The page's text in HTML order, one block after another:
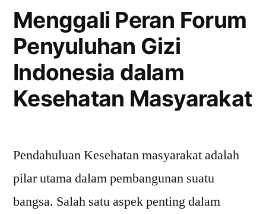
Perencanaan
Strategis”
Menggali Peran Forum
Penyuluhan Gizi
Indonesia dalam
Kesehatan Masyarakat
Pendahuluan Kesehatan masyarakat adalah
pilar utama dalam pembangunan suatu
bangsa. Salah satu aspek penting dalam